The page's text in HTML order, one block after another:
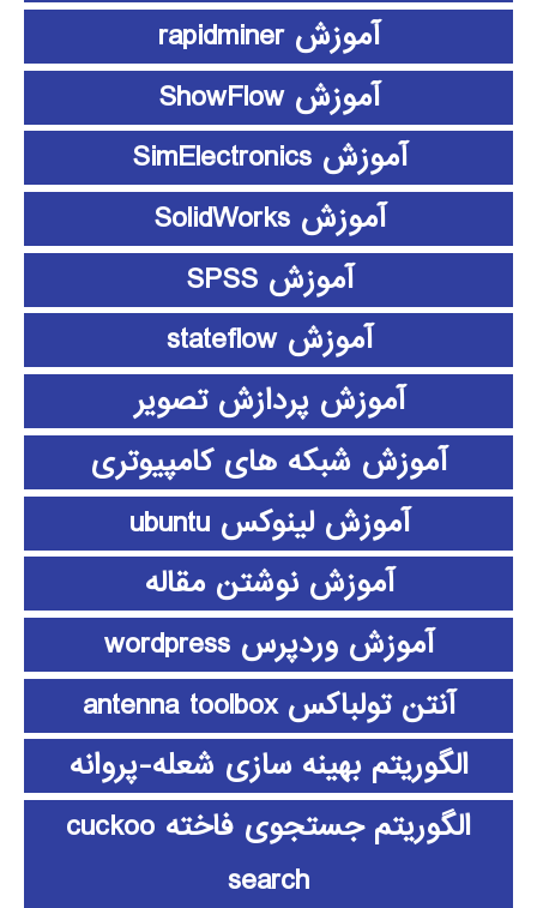
آموزش rapidminer
آموزش ShowFlow
آموزش SimElectronics
آموزش SolidWorks
آموزش SPSS
آموزش stateflow
آموزش پردازش تصویر
آموزش شبکه های کامپیوتری
آموزش لینوکس ubuntu
آموزش نوشتن مقاله
آموزش وردپرس wordpress
آنتن تولباکس antenna toolbox
الگوریتم بهینه سازی شعله-پروانه
الگوریتم جستجوی فاخته cuckoo
search